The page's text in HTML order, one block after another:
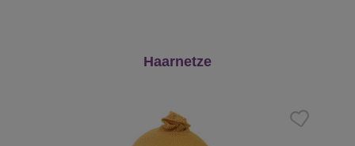
Produktgalerie überspringen
Haarnetze